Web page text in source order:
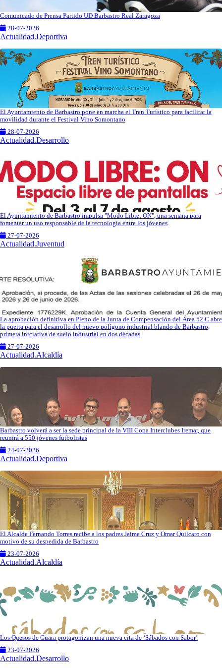
Comunicado de Prensa Partido UD Barbastro Real Zaragoza
28-07-2026
Actualidad.Deportiva
El Ayuntamiento de Barbastro pone en marcha el Tren Turístico para facilitar la
movilidad durante el Festival Vino Somontano
28-07-2026
Actualidad.Desarrollo
El Ayuntamiento de Barbastro impulsa "Modo Libre: ON", una semana para
fomentar un uso responsable de la tecnología entre los jóvenes
27-07-2026
Actualidad.Juventud
La aprobación definitiva en Pleno de la Junta de Compensación del Área 52 C abre
la puerta para el desarrollo del nuevo polígono industrial blando de Barbastro,
primera iniciativa de suelo industrial en dos décadas
27-07-2026
Actualidad.Alcaldía
Barbastro volverá a ser la sede principal de la VIII Copa Interclubes Iremar, que
reunirá a 550 jóvenes futbolistas
24-07-2026
Actualidad.Deportiva
El Alcalde Fernando Torres recibe a los padres Jaime Cruz y Omar Quilcaro con
motivo de su despedida de Barbastro
23-07-2026
Actualidad.Alcaldía
Los Quesos de Guara protagonizan una nueva cita de ‘Sábados con Sabor’
23-07-2026
Actualidad.Desarrollo